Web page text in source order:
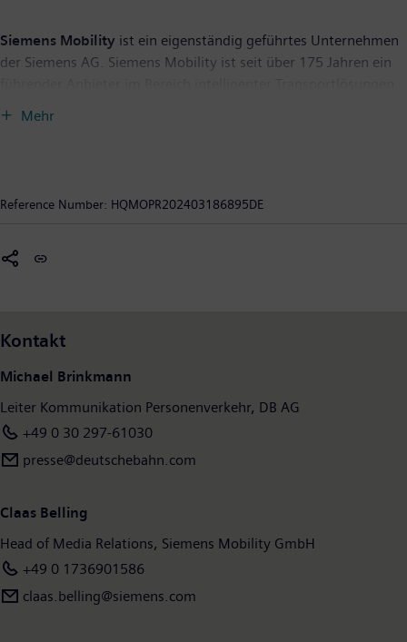
Siemens Mobility ist ein eigenständig geführtes Unternehmen
der Siemens AG. Siemens Mobility ist seit über 175 Jahren ein
und entwickelt sein Portfolio durch Innovationen ständig
Produkten und Lösungen ermöglicht Siemens Mobility
intelligent zu machen, eine nachhaltige Wertsteigerung über
2023 endete, hat Siemens Mobility einen Umsatz von 10,5
Milliarden Euro ausgewiesen und rund 39.800 Menschen
www.siemens.com/mobility
Mehr
Reference Number: HQMOPR202403186895DE
Kontakt
Michael Brinkmann
Leiter Kommunikation Personenverkehr, DB AG
+49 0 30 297-61030
presse@deutschebahn.com
Claas Belling
Head of Media Relations, Siemens Mobility GmbH
+49 0 1736901586
claas.belling@siemens.com